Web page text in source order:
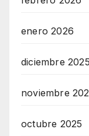
enero 2026
diciembre 2025
noviembre
octubre 2025